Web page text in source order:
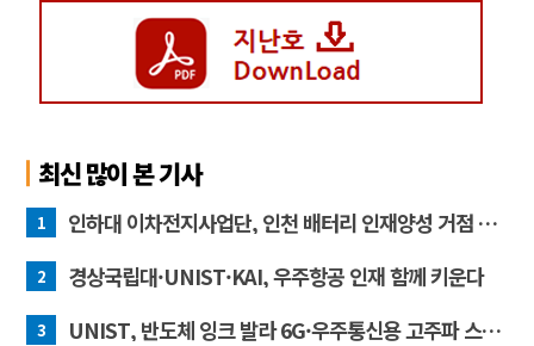
최신 많이 본 기사
1 인하대 이차전지사업단, 인천 배터리 인재양성 거점 역할 강화
2 경상국립대·UNIST·KAI, 우주항공 인재 함께 키운다
3 UNIST, 반도체 잉크 발라 6G·우주통신용 고주파 스위치 만든다